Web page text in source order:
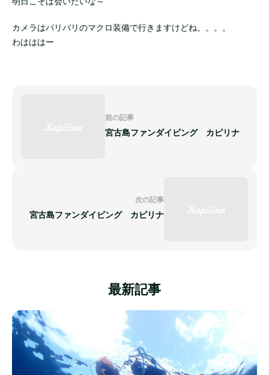
カメラはバリバリのマクロ装備で行きますけどね。。。。
わはははー
前の記事
宮古島ファンダイビング カピリナ
次の記事
宮古島ファンダイビング カピリナ
最新記事